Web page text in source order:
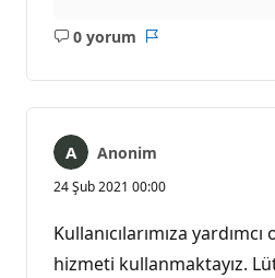
0 yorum
Açıklama
Anonim
24 Şub 2021 00:00
Kullanıcılarımıza
hizmeti kullanmaktayız.